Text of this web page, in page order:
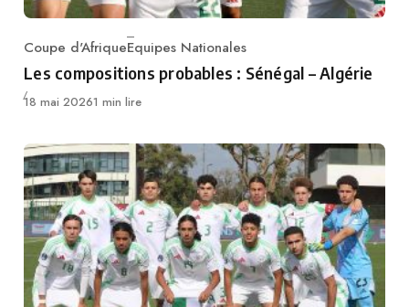
Category
Coupe d'AfriqueEquipes Nationales
Les compositions probables : Sénégal – Algérie
Publié
18 mai 20261 min lire